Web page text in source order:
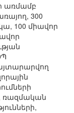
առմամբ
300
100 միավոր
ռազմական